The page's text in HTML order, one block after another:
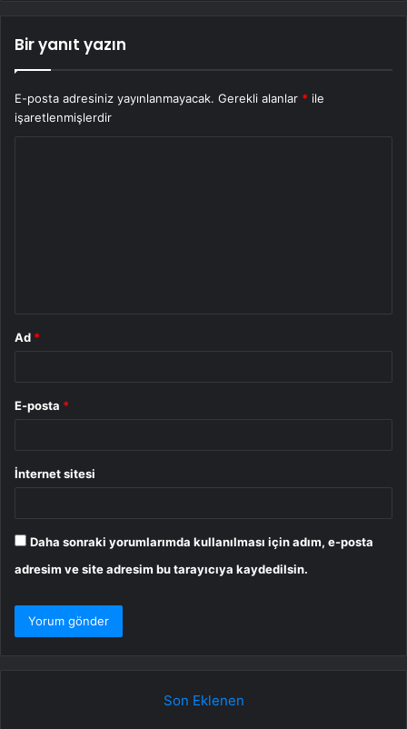
Bir yanıt yazın
E-posta adresiniz yayınlanmayacak. Gerekli alanlar * ile
işaretlenmişlerdir
Ad *
E-posta *
İnternet sitesi
Daha sonraki yorumlarımda kullanılması için adım, e-posta
adresim ve site adresim bu tarayıcıya kaydedilsin.
Son Eklenen